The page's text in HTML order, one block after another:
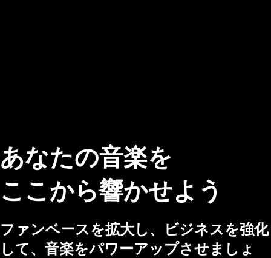
あなたの音楽を
ここから響かせよう
ファンベースを拡大し、ビジネスを強化
して、音楽をパワーアップさせましょ